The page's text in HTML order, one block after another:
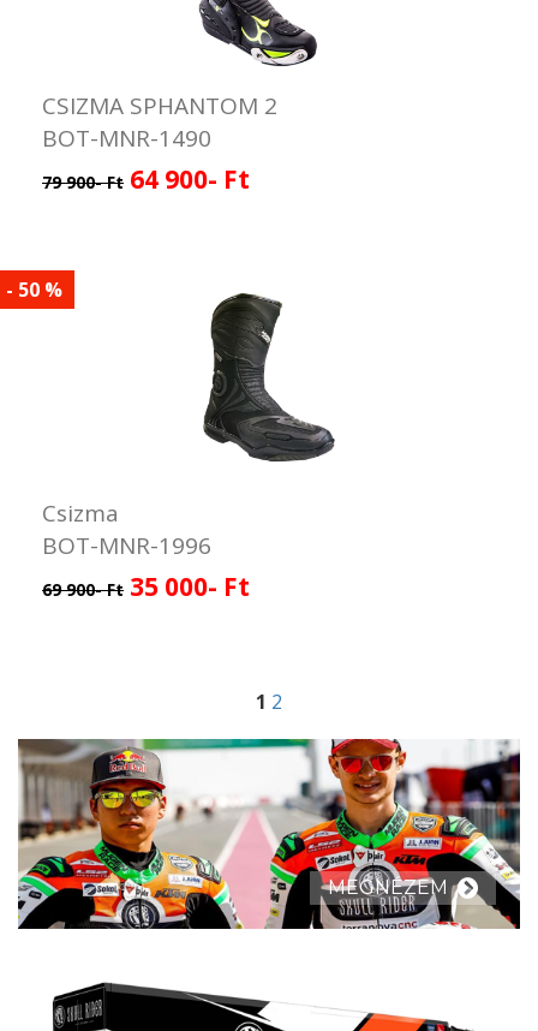
CSIZMA SPHANTOM 2
BOT-MNR-1490
79 900- Ft 64 900- Ft
- 50 %
Csizma
BOT-MNR-1996
69 900- Ft 35 000- Ft
1 2
MEGNÉZEM